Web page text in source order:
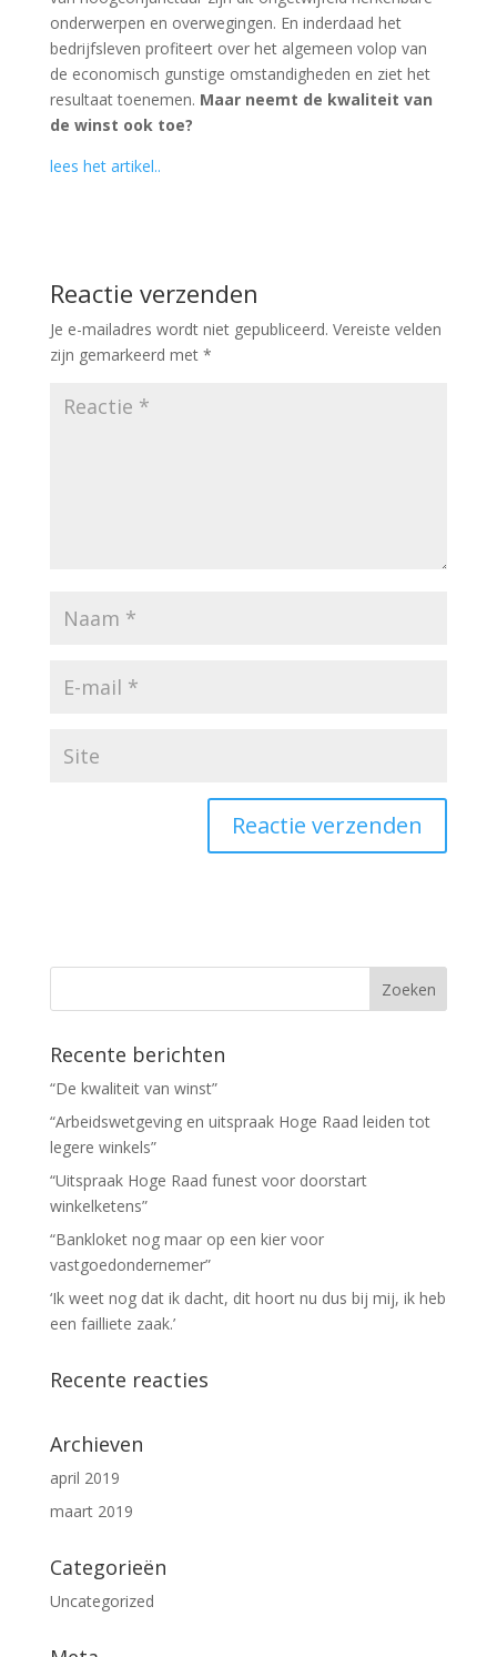
onderwerpen en overwegingen. En inderdaad het
bedrijfsleven profiteert over het algemeen volop van
de economisch gunstige omstandigheden en ziet het
resultaat toenemen. Maar neemt de kwaliteit van
de winst ook toe?
lees het artikel..
Reactie verzenden
Je e-mailadres wordt niet gepubliceerd. Vereiste velden
zijn gemarkeerd met *
Recente berichten
“De kwaliteit van winst”
“Arbeidswetgeving en uitspraak Hoge Raad leiden tot
legere winkels”
“Uitspraak Hoge Raad funest voor doorstart
winkelketens”
“Bankloket nog maar op een kier voor
vastgoedondernemer”
‘Ik weet nog dat ik dacht, dit hoort nu dus bij mij, ik heb
een failliete zaak.’
Recente reacties
Archieven
april 2019
maart 2019
Categorieën
Uncategorized